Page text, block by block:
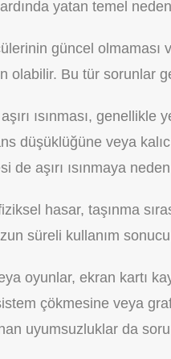
ardında yatan temel
güncel
olabilir. Bu tür sorunlar
ısınması,
düşüklüğüne veya
de aşırı ısınmaya
hasar, taşınma
süreli kullanım
oyunlar, ekran kartı
çökmesine veya
uyumsuzluklar da